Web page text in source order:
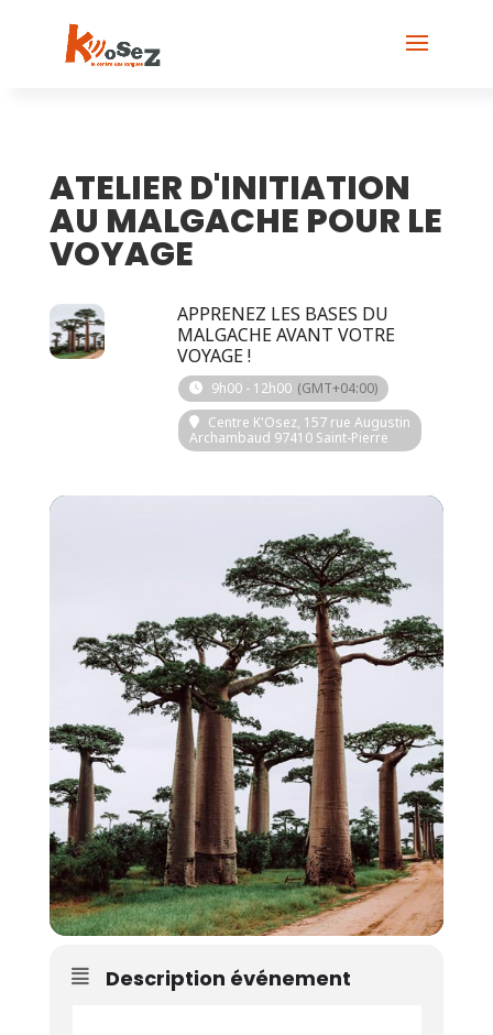
ATELIER D'INITIATION
AU MALGACHE POUR LE
VOYAGE
APPRENEZ LES BASES DU
MALGACHE AVANT VOTRE
VOYAGE !
9h00 - 12h00 (GMT+04:00)
Centre K'Osez, 157 rue Augustin
Archambaud 97410 Saint-Pierre
Description événement